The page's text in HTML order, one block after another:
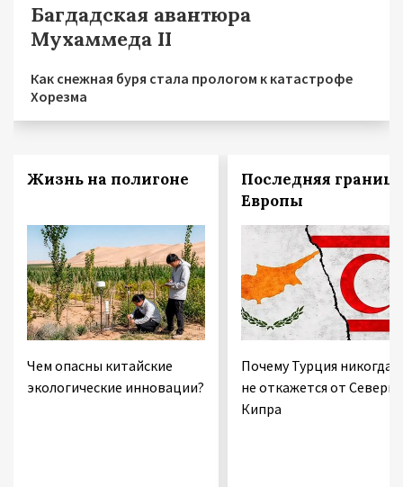
Багдадская авантюра
Мухаммеда II
Как снежная буря стала прологом к катастрофе
Хорезма
Жизнь на полигоне
Чем опасны китайские
экологические инновации?
Последняя граница
Европы
Почему Турция никогда
не откажется от
Кипра